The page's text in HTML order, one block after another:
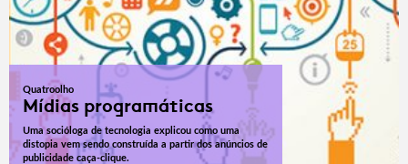
Quatroolho
Mídias programáticas
Uma socióloga de tecnologia explicou como uma
distopia vem sendo construída a partir dos anúncios de
publicidade caça-clique.